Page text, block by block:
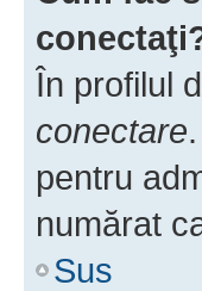
În profilul
conectare
pentru
numărat
Sus